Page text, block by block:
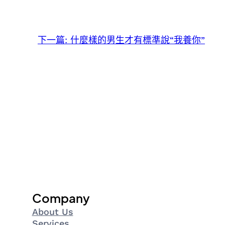
下一篇: 什麼樣的男生才有標準說“我養你”
Company
About Us